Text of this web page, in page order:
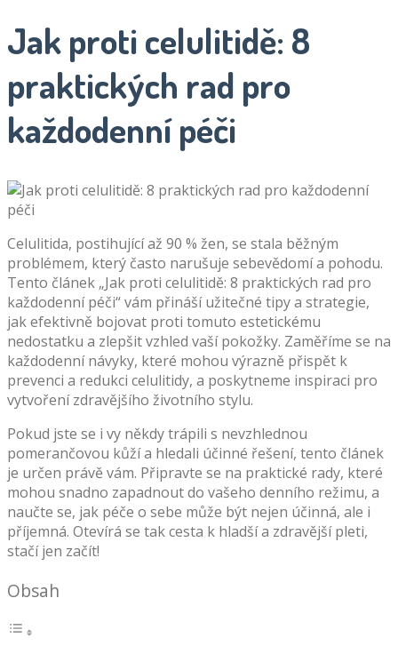
Jak proti celulitidě: 8
praktických rad pro
každodenní péči
Celulitida, postihující až 90 % žen, se stala běžným
problémem, který často narušuje sebevědomí a pohodu.
Tento článek „Jak proti celulitidě: 8 praktických rad pro
každodenní péči“ vám přináší užitečné tipy a strategie,
jak efektivně bojovat proti tomuto estetickému
nedostatku a zlepšit vzhled vaší pokožky. Zaměříme se na
každodenní návyky, které mohou výrazně přispět k
prevenci a redukci celulitidy, a poskytneme inspiraci pro
vytvoření zdravějšího životního stylu.
Pokud jste se i vy někdy trápili s nevzhlednou
pomerančovou kůží a hledali účinné řešení, tento článek
je určen právě vám. Připravte se na praktické rady, které
mohou snadno zapadnout do vašeho denního režimu, a
naučte se, jak péče o sebe může být nejen účinná, ale i
příjemná. Otevírá se tak cesta k hladší a zdravější pleti,
stačí jen začít!
Obsah